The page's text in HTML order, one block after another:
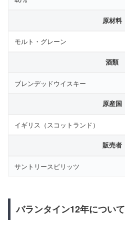
原材料
モルト・グレーン
酒類
ブレンデッドウイスキー
原産国
イギリス（スコットランド）
販売者
サントリースピリッツ
バランタイン12年について